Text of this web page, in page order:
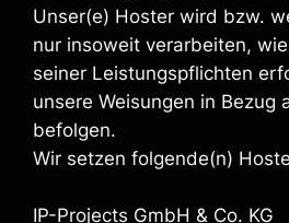
Unser(e) Hoster wird bzw.
nur insoweit verarbeiten,
seiner Leistungspflichten
unsere Weisungen in Bezug
befolgen.
Wir setzen folgende(n)
IP-Projects GmbH & Co. KG